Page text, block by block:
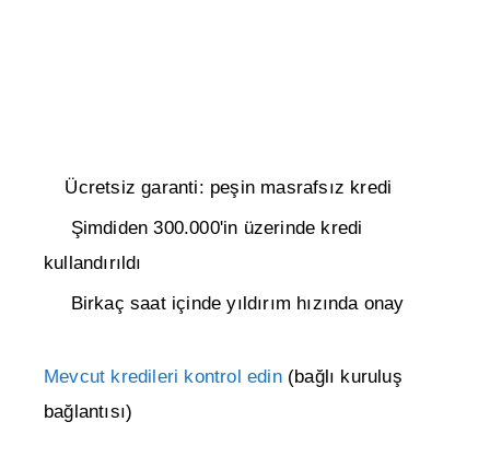
Ücretsiz garanti: peşin masrafsız kredi
Şimdiden 300.000'in üzerinde kredi
kullandırıldı
Birkaç saat içinde yıldırım hızında onay
Mevcut kredileri kontrol edin(bağlı kuruluş
bağlantısı)